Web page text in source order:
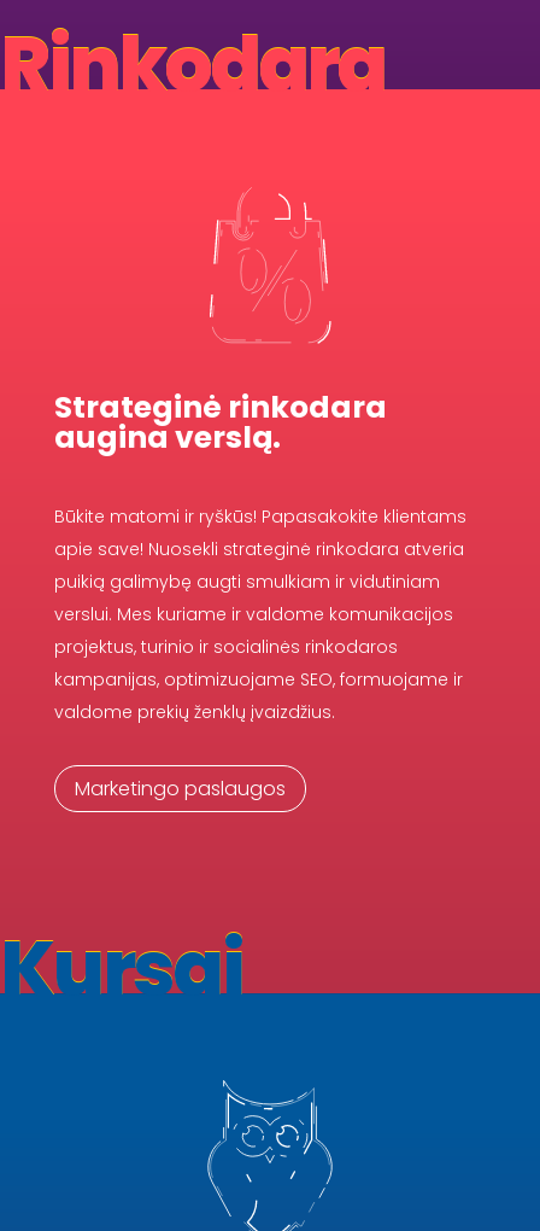
Rinkodara
Strateginė rinkodara
augina verslą.
Būkite matomi ir ryškūs! Papasakokite klientams
apie save! Nuosekli strateginė rinkodara atveria
puikią galimybę augti smulkiam ir vidutiniam
verslui. Mes kuriame ir valdome komunikacijos
projektus, turinio ir socialinės rinkodaros
kampanijas, optimizuojame SEO, formuojame ir
valdome prekių ženklų įvaizdžius.
Marketingo paslaugos
Kursai